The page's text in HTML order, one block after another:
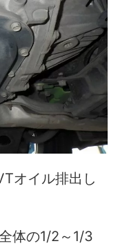
オイル排出し
体の1/2～1/3